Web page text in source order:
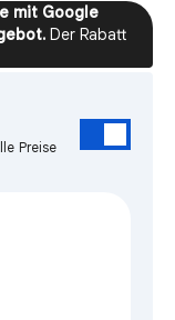
mit Google
Der Rabatt
Preise